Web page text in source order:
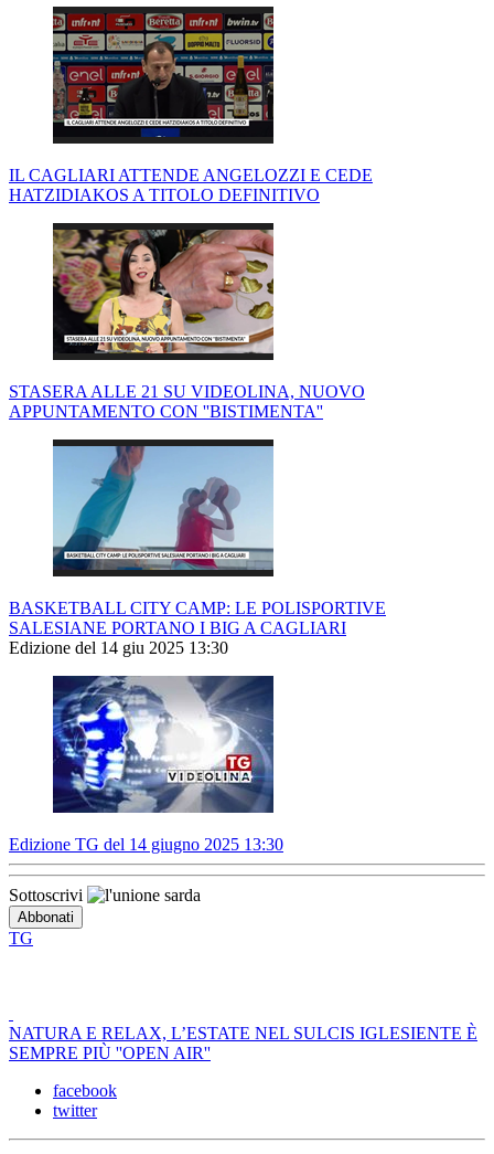
IL CAGLIARI ATTENDE ANGELOZZI E CEDE
HATZIDIAKOS A TITOLO DEFINITIVO
STASERA ALLE 21 SU VIDEOLINA, NUOVO
APPUNTAMENTO CON ''BISTIMENTA''
BASKETBALL CITY CAMP: LE POLISPORTIVE
SALESIANE PORTANO I BIG A CAGLIARI
Edizione del 14 giu 2025 13:30
Edizione TG del 14 giugno 2025 13:30
Sottoscrivi
TG
NATURA E RELAX, L’ESTATE NEL SULCIS IGLESIENTE È
SEMPRE PIÙ ''OPEN AIR''
facebook
twitter